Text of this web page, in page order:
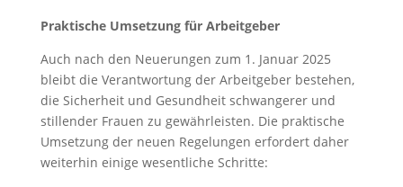
Praktische Umsetzung für Arbeitgeber
Auch nach den Neuerungen zum 1. Januar 2025
bleibt die Verantwortung der Arbeitgeber bestehen,
die Sicherheit und Gesundheit schwangerer und
stillender Frauen zu gewährleisten. Die praktische
Umsetzung der neuen Regelungen erfordert daher
weiterhin einige wesentliche Schritte: